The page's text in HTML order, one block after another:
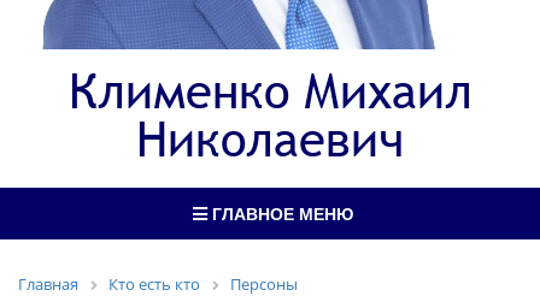
Клименко Михаил
Николаевич
ГЛАВНОЕ МЕНЮ
Главная Кто есть кто
Персоны